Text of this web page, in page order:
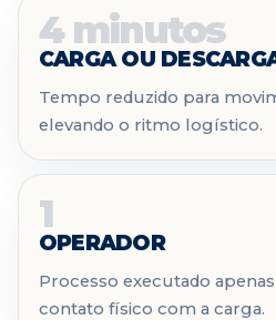
4 minutos
CARGA OU
Tempo reduzido para
elevando o ritmo logístico.
1
OPERADOR
Processo executado
contato físico com a carga.